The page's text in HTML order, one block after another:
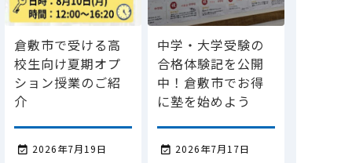
倉敷市で受ける高
校生向け夏期オプ
ション授業のご紹
介
 2026年7月19日
中学・大学受験の
合格体験記を公開
中！倉敷市でお得
に塾を始めよう
 2026年7月17日